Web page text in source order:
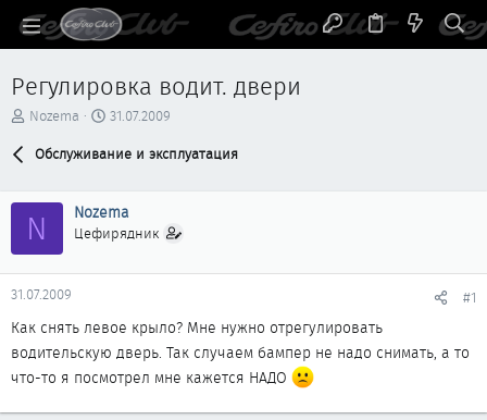
Регулировка водит. двери
А
т
е
м
ы
Nozema
Д
т
а
ч
л
31.07.2009
Обслуживание и эксплуатация
N Nozema
Цефирядник
31.07.2009 #1
Как снять левое крыло? Мне нужно отрегулировать
водительскую дверь. Так случаем бампер не надо снимать, а то
что-то я посмотрел мне кажется НАДО